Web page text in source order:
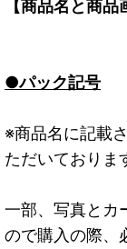
【商品名と商品
●パック記号
※商品名に記載
ただいておりま
一部、写真とカ
ので購入の際、